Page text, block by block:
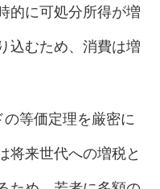
的に可処分所得が増
込むため、消費は増
等価定理を厳密に
将来世代への増税と